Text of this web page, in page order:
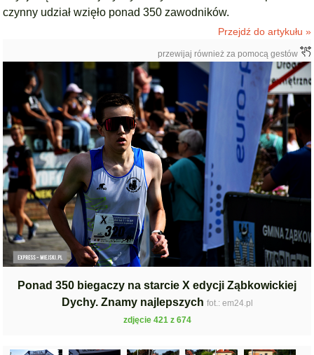
czynny udział wzięło ponad 350 zawodników.
Przejdź do artykułu »
przewijaj również za pomocą gestów
Ponad 350 biegaczy na starcie X edycji Ząbkowickiej
Dychy. Znamy najlepszych fot.: em24.pl
zdjęcie 421 z 674